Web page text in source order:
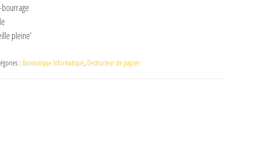
pleine’
: Bureautique Informatique, Destructeur de papier